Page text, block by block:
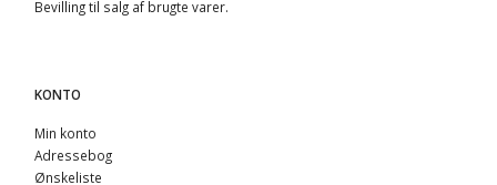
Bevilling til salg af brugte varer.
KONTO
Min konto
Adressebog
Ønskeliste